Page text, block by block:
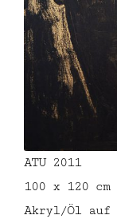
ATU 2011
100 x 120 cm
Akryl/Öl auf